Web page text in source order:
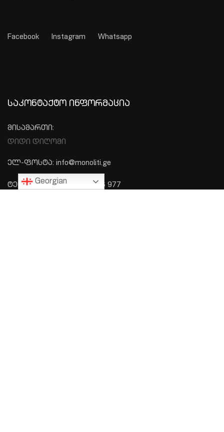
Facebook Instagram Whatsapp
ᲡᲐᲙᲝᲜᲢᲐᲥᲢᲝ ᲘᲜᲤᲝᲠᲛᲐᲪᲘᲐ
მისამართი:
დიდი დიღომი
ელ-ფოსტა: info@monoliti.ge
ტელეფონი: +995 577 576 977
Georgian